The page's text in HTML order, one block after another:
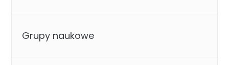
Grupy naukowe